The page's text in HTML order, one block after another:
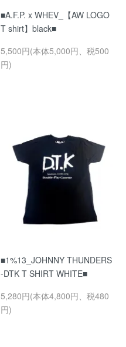
■A.F.P. x WHEV_【AW LOGO
T shirt】black■
5,500円(本体5,000円、税500
円)
■1%13_JOHNNY THUNDERS
-DTK T SHIRT WHITE■
5,280円(本体4,800円、税480
円)